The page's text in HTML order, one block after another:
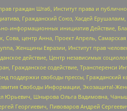
граждан Штаб, Институт права и
Гражданский Союз, Хасдей
информационных инициатив Действие,
центр Анна, Проект Апрель, Самарская
Женщины Евразии, Институт прав
действие, Центр независимых
Гражданское содействие, Трансперенси
поддержки свободы прессы, Гражданский
Свободы Информации, Экозащита!-
Юрьевич, Шнырова Ольга Вадимовна,
Георгиевич, Пивоваров Андрей